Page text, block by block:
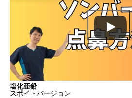
塩化亜鉛
スポイトバージョン